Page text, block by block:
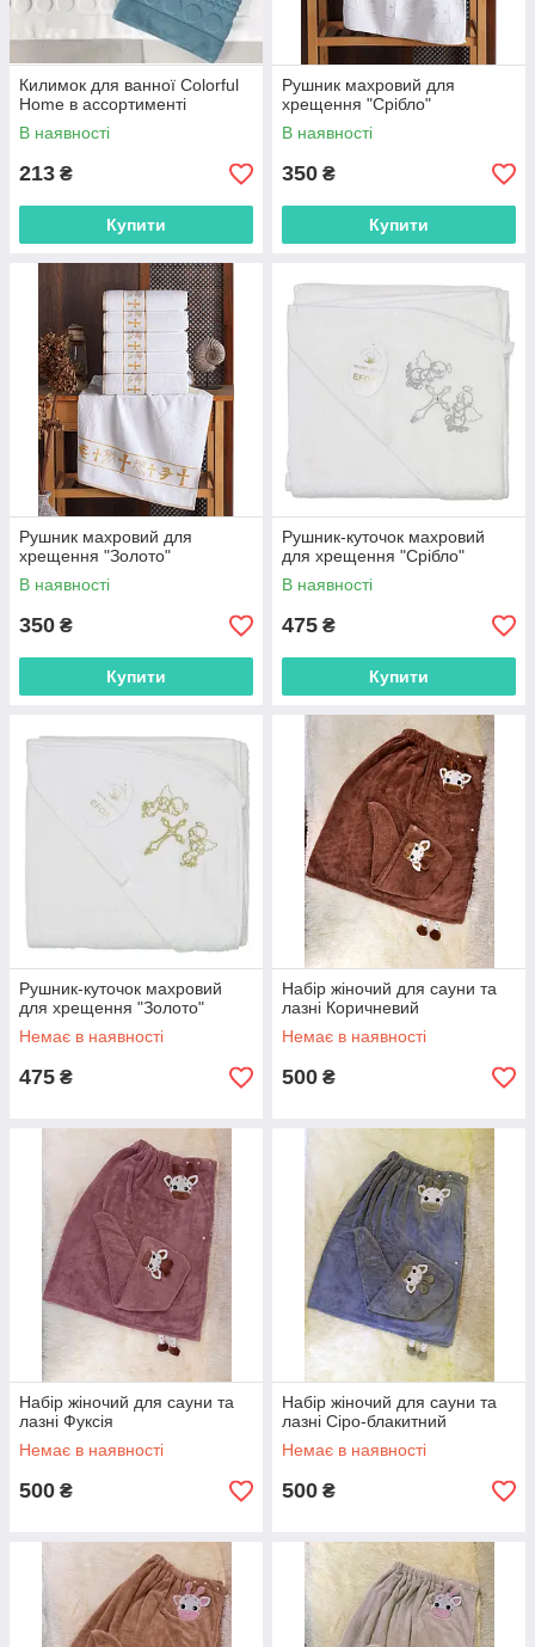
Килимок для ванної Colorful
Home в ассортименті
В наявності
213 ₴
Купити
Рушник махровий для
хрещення "Срібло"
В наявності
350 ₴
Купити
Рушник махровий для
хрещення "Золото"
В наявності
350 ₴
Купити
Рушник-куточок махровий
для хрещення "Срібло"
В наявності
475 ₴
Купити
Рушник-куточок махровий
для хрещення "Золото"
Немає в наявності
475 ₴
Набір жіночий для сауни та
лазні Коричневий
Немає в наявності
500 ₴
Набір жіночий для сауни та
лазні Фуксія
Немає в наявності
500 ₴
Набір жіночий для сауни та
лазні Сіро-блакитний
Немає в наявності
500 ₴